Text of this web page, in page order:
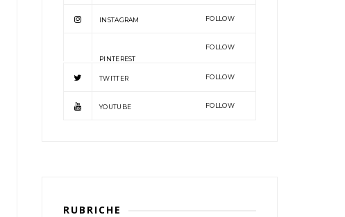
INSTAGRAM FOLLOW
PINTEREST
FOLLOW
TWITTER FOLLOW
YOUTUBE FOLLOW
RUBRICHE